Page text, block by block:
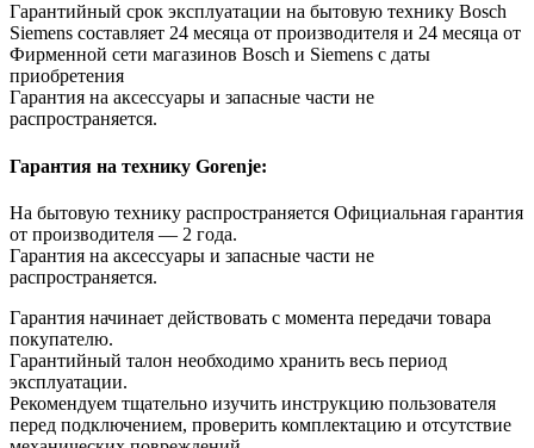
Гарантийный срок эксплуатации на бытовую технику Bosch
Siemens составляет 24 месяца от производителя и 24 месяца от
Фирменной сети магазинов Bosch и Siemens с даты
приобретения
Гарантия на аксессуары и запасные части не
распространяется.
Гарантия на технику Gorenje:
На бытовую технику распространяется Официальная гарантия
от производителя — 2 года.
Гарантия на аксессуары и запасные части не
распространяется.
Гарантия начинает действовать с момента передачи товара
покупателю.
Гарантийный талон необходимо хранить весь период
эксплуатации.
Рекомендуем тщательно изучить инструкцию пользователя
перед подключением, проверить комплектацию и отсутствие